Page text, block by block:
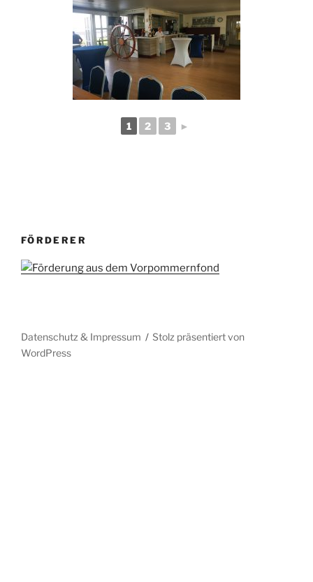
1 2 3 ►
FÖRDERER
Datenschutz & Impressum
Stolz präsentiert von
WordPress